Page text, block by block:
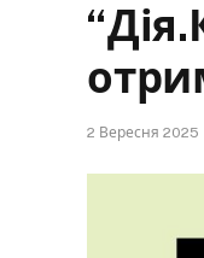
2 Вересня 2025